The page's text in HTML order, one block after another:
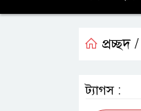
প্রচ্ছদ /
ট্যাগস :